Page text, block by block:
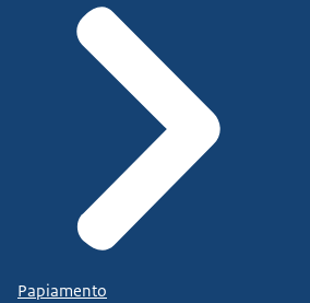
Papiamento